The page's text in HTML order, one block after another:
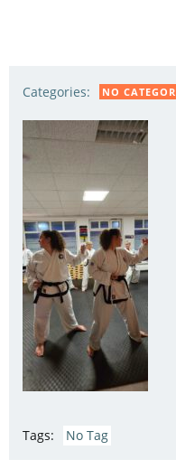
Categories: NO
Tags: No Tag